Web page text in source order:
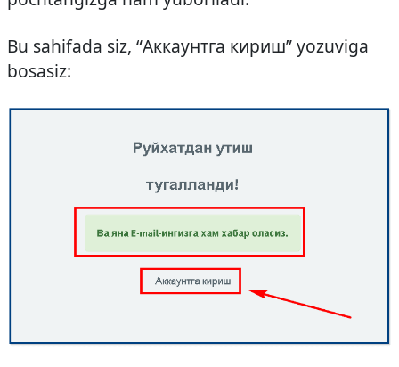
Bu sahifada siz, “Аккаунтга кириш” yozuviga
bosasiz: